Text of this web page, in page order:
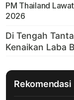
PM Thailand
2026
Rekomendasi